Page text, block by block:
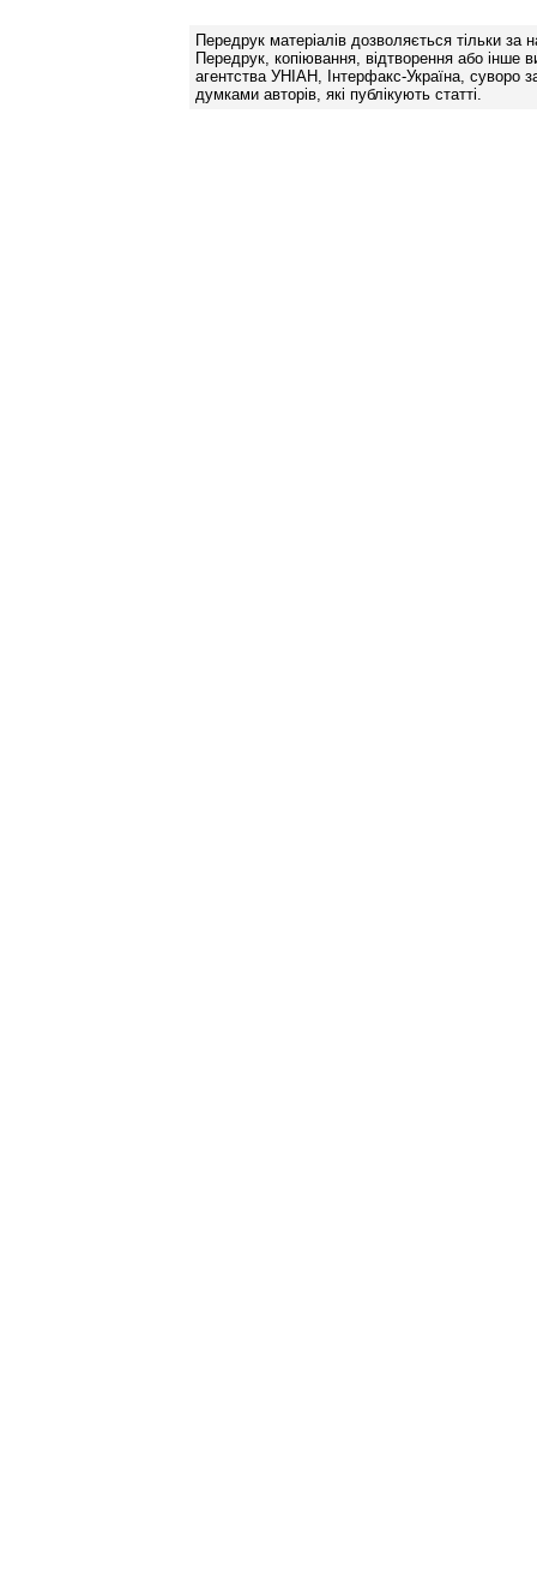
Передрук матеріалів дозволяється тільки за
Передрук, копіювання, відтворення або інше
агентства УНІАН, Інтерфакс-Україна, суворо
думками авторів, які публікують статті.